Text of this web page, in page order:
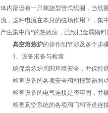
体内部设有一只螺旋型管式线圈，当线
流，这种电流在本身的磁场作用下，集
产生集中而*的热效应，已致把金属物料
真空熔炼炉的操作细节涉及多个步
1、设备准备与检查
确保熔炼炉周围环境安全，并保持通
检查设备的各项安全阀和报警器的功
检查设备的电气连接是否牢固，并确
检查真空系统的各项阀门和管道连接